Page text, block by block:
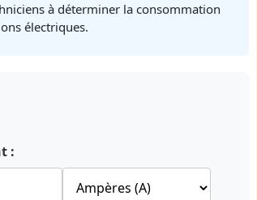
à déterminer la consommation
électriques.
: